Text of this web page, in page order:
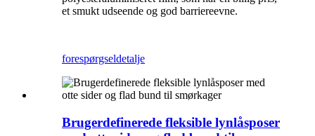
et smukt udseende og god barriereevne.
forespørgseldetalje
Brugerdefinerede fleksible lynlåsposer